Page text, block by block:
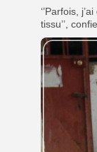
‘’Parfois,
tissu’’,